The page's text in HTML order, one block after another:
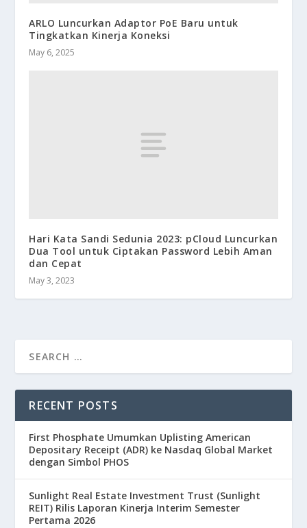
ARLO Luncurkan Adaptor PoE Baru untuk
Tingkatkan Kinerja Koneksi
May 6, 2025
Hari Kata Sandi Sedunia 2023: pCloud Luncurkan
Dua Tool untuk Ciptakan Password Lebih Aman
dan Cepat
May 3, 2023
RECENT POSTS
First Phosphate Umumkan Uplisting American
Depositary Receipt (ADR) ke Nasdaq Global Market
dengan Simbol PHOS
Sunlight Real Estate Investment Trust (Sunlight
REIT) Rilis Laporan Kinerja Interim Semester
Pertama 2026